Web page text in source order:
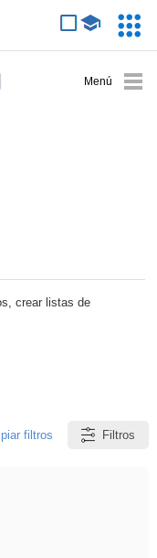
crear listas de
filtros Filtros